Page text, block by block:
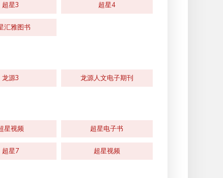
超星3 超星4
汇雅图书
龙源3 龙源人文电子期刊
星视频 超星电子书
超星7 超星视频